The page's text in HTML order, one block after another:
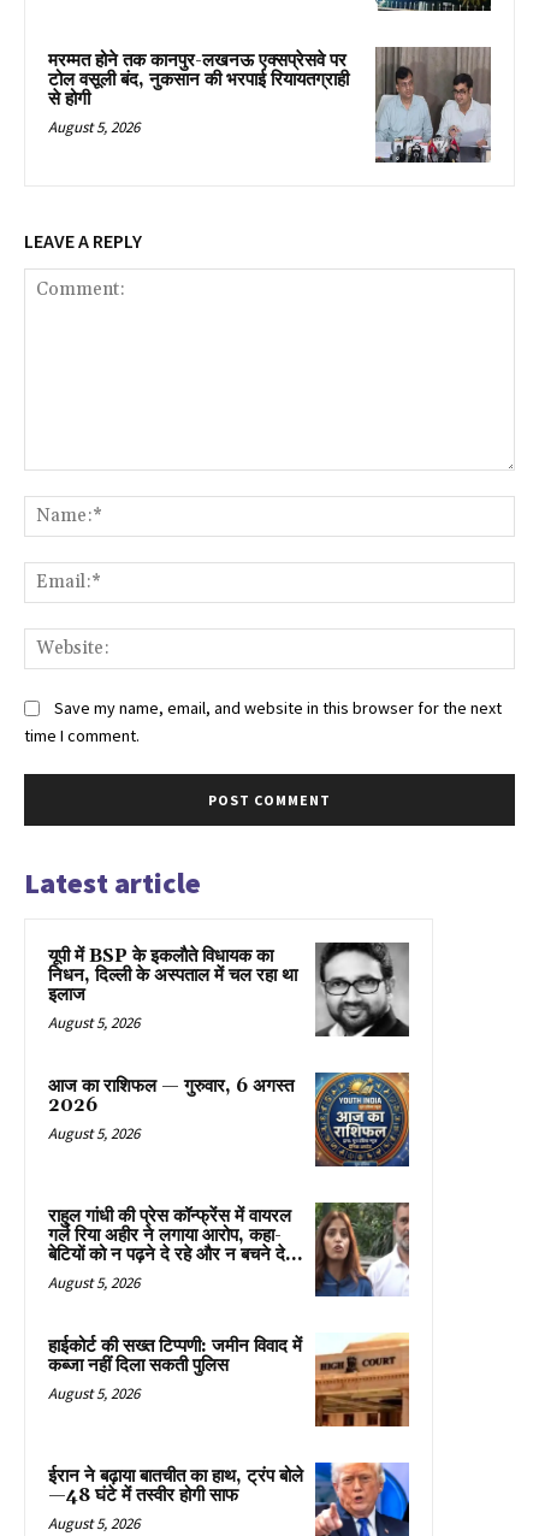
मरम्मत होने तक कानपुर-लखनऊ एक्सप्रेसवे पर
टोल वसूली बंद, नुकसान की भरपाई रियायतग्राही
से होगी
August 5, 2026
LEAVE A REPLY
Save my name, email, and website in this browser for the next
time I comment.
Latest article
यूपी में BSP के इकलाैते विधायक का
निधन, दिल्ली के अस्पताल में चल रहा था
इलाज
August 5, 2026
आज का राशिफल — गुरुवार, 6 अगस्त
2026
August 5, 2026
राहुल गांधी की प्रेस कॉन्फ्रेंस में वायरल
गर्ल रिया अहीर ने लगाया आरोप, कहा-
बेटियों को न पढ़ने दे रहे और न बचने दे...
August 5, 2026
हाईकोर्ट की सख्त टिप्पणी: जमीन विवाद में
कब्जा नहीं दिला सकती पुलिस
August 5, 2026
ईरान ने बढ़ाया बातचीत का हाथ, ट्रंप बोले
—48 घंटे में तस्वीर होगी साफ
August 5, 2026